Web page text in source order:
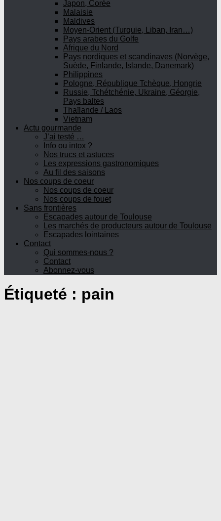
Japon, Corée
Malaisie
Maldives
Moyen-Orient (Turquie, Liban, Iran…)
Pays arabes du Golfe
Afrique du Nord
Pays nordiques et scandinaves (Norvège,
Suède, Finlande, Islande, Danemark)
Philippines
Pologne, République Tchèque, Hongrie
Russie, Tchétchénie, Ukraine, Géorgie,
Pays baltes
Thaïlande / Laos
Vietnam
Actu gourmande
J’ai testé …
Info ou intox ?
Nos trucs et astuces
Les expressions gastronomiques
Au fil des saisons
Nos coups de coeur
Nos coups de coeur
Nos coups de fouet
Sans frontières
Escapades autour de Toulouse
Les marchés de producteurs autour de Toulouse
Escapades lointaines
Contact
Qui sommes-nous ?
Contact
Abonnez-vous
Étiqueté : pain